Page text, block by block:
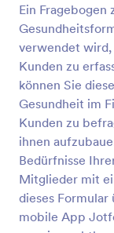
Ein Fragebogen
verwendet wird,
Kunden zu
können Sie
Gesundheit im
Kunden zu
ihnen
Bedürfnisse
Mitglieder mit
dieses
mobile App